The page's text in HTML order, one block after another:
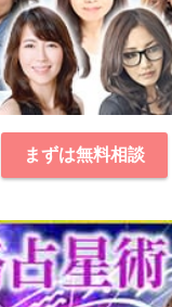
まずは無料相談